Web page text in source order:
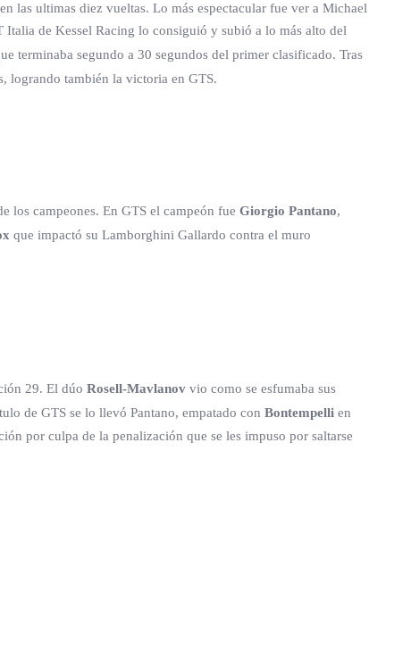
las ultimas diez vueltas. Lo más espectacular fue ver a Michael
Italia de Kessel Racing lo consiguió y subió a lo más alto del
terminaba segundo a 30 segundos del primer clasificado. Tras
logrando también la victoria en GTS.
los campeones. En GTS el campeón fue Giorgio Pantano,
que impactó su Lamborghini Gallardo contra el muro
29. El dúo Rosell-Mavlanov vio como se esfumaba sus
de GTS se lo llevó Pantano, empatado con Bontempelli en
por culpa de la penalización que se les impuso por saltarse